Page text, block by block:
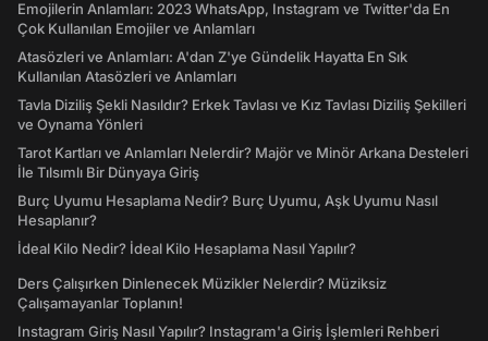
Emojilerin Anlamları: 2023 WhatsApp, Instagram ve Twitter'da En
Çok Kullanılan Emojiler ve Anlamları
Atasözleri ve Anlamları: A'dan Z'ye Gündelik Hayatta En Sık
Kullanılan Atasözleri ve Anlamları
Tavla Diziliş Şekli Nasıldır? Erkek Tavlası ve Kız Tavlası Diziliş Şekilleri
ve Oynama Yönleri
Tarot Kartları ve Anlamları Nelerdir? Majör ve Minör Arkana Desteleri
İle Tılsımlı Bir Dünyaya Giriş
Burç Uyumu Hesaplama Nedir? Burç Uyumu, Aşk Uyumu Nasıl
Hesaplanır?
İdeal Kilo Nedir? İdeal Kilo Hesaplama Nasıl Yapılır?
Ders Çalışırken Dinlenecek Müzikler Nelerdir? Müziksiz
Çalışamayanlar Toplanın!
Instagram Giriş Nasıl Yapılır? Instagram'a Giriş İşlemleri Rehberi